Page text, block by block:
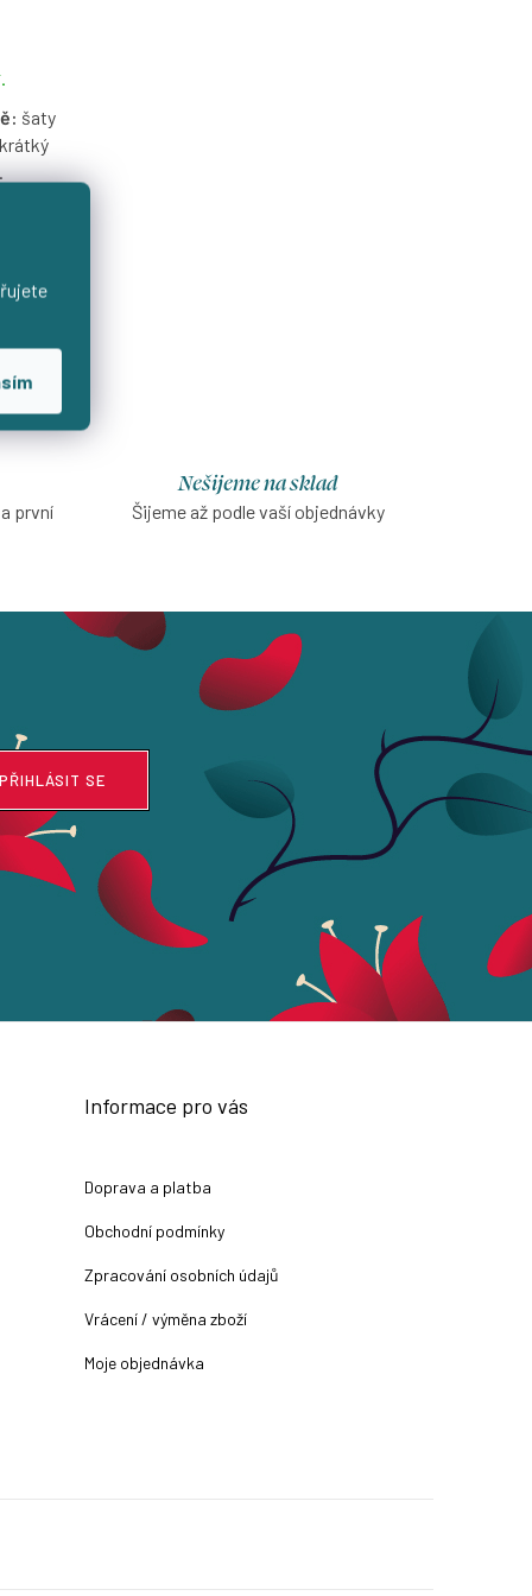
šaty
první
Nešijeme na sklad
Šijeme až podle vaší objednávky
PŘIHLÁSIT SE
Informace pro vás
Doprava a platba
Obchodní podmínky
Zpracování osobních údajů
Vrácení / výměna zboží
Moje objednávka